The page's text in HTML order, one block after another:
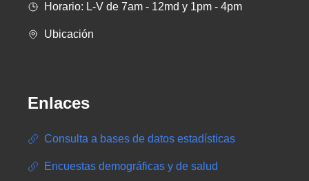
Horario: L-V de 7am - 12md y 1pm - 4pm
Ubicación
Enlaces
Consulta a bases de datos estadísticas
Encuestas demográficas y de salud